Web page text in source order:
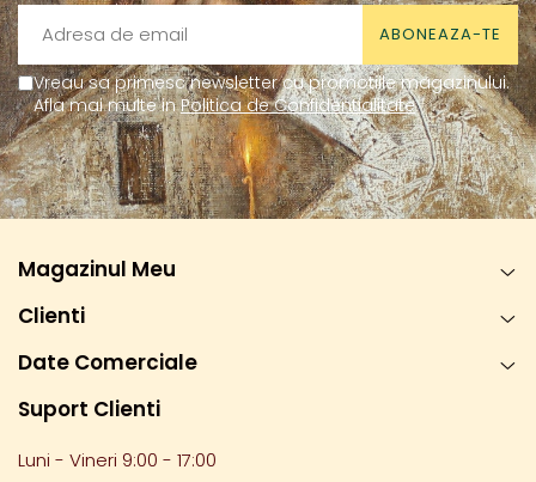
Vreau sa primesc newsletter cu promotiile magazinului.
Afla mai multe inPolitica de Confidentialitate
Magazinul Meu
Clienti
Date Comerciale
Suport Clienti
Luni - Vineri 9:00 - 17:00